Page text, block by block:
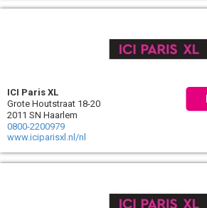
ICI Paris XL
Grote Houtstraat 18-20
2011 SN Haarlem
0800-2200979
www.iciparisxl.nl/nl